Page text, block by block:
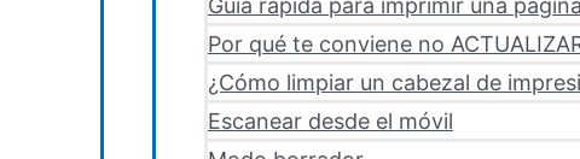
Guía rápida para imprimir una
Por qué te conviene no
¿Cómo limpiar un cabezal de
Escanear desde el móvil